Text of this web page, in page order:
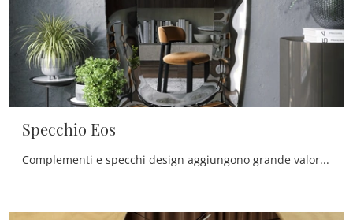
Specchio Eos
Complementi e specchi design aggiungono grande valore all’arredo delle nostre abitazioni e sono plurifunzionali oltre che belli da vedere.